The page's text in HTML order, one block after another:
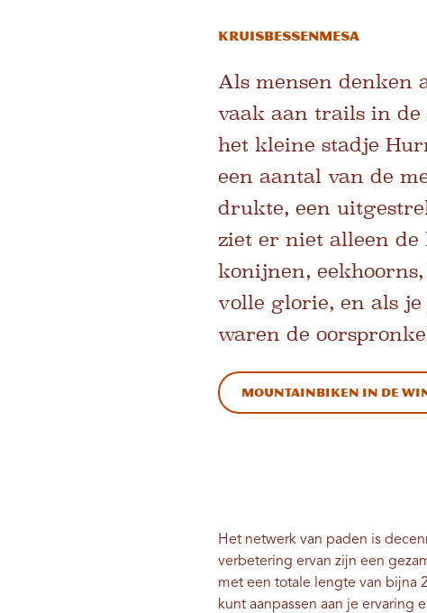
Kruisbessenmesa
Als mensen denken
vaak aan trails in
het kleine stadje
een aantal van de
drukte, een
ziet er niet alleen
konijnen,
volle glorie, en als
waren de
Mountainbiken in de
Het netwerk van paden is
verbetering ervan zijn een
met een totale lengte van bijna
kunt aanpassen aan je ervaring